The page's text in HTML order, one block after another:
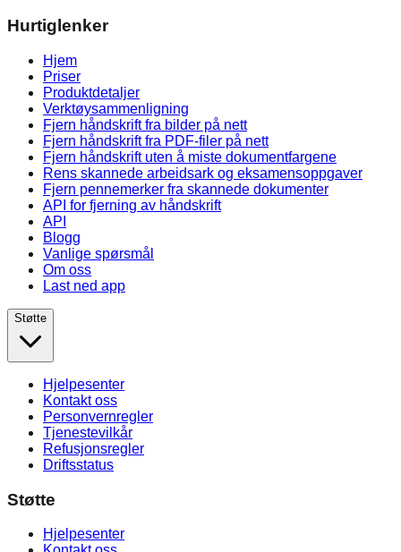
Hurtiglenker
Hjem
Priser
Produktdetaljer
Verktøysammenligning
Fjern håndskrift fra bilder på nett
Fjern håndskrift fra PDF-filer på nett
Fjern håndskrift uten å miste dokumentfargene
Rens skannede arbeidsark og eksamensoppgaver
Fjern pennemerker fra skannede dokumenter
API for fjerning av håndskrift
API
Blogg
Vanlige spørsmål
Om oss
Last ned app
Støtte
Hjelpesenter
Kontakt oss
Personvernregler
Tjenestevilkår
Refusjonsregler
Driftsstatus
Støtte
Hjelpesenter